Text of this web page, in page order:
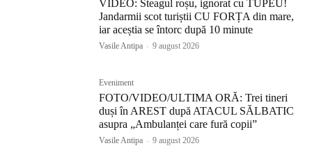
VIDEO: Steagul roșu, ignorat cu TUPEU!
Jandarmii scot turiștii CU FORȚA din mare,
iar aceștia se întorc după 10 minute
Vasile Antipa - 9 august 2026
Eveniment
FOTO/VIDEO/ULTIMA ORĂ: Trei tineri
duși în AREST după ATACUL SĂLBATIC
asupra „Ambulanței care fură copii”
Vasile Antipa - 9 august 2026